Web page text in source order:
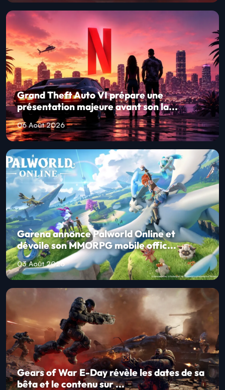
Grand Theft Auto VI prépare une
présentation majeure avant son la...
06 Août 2026
Garena annonce Palworld Online et
dévoile son MMORPG mobile offic...
03 Août 2026
Gears of War E-Day révèle les dates de sa
bêta et le contenu sur ...